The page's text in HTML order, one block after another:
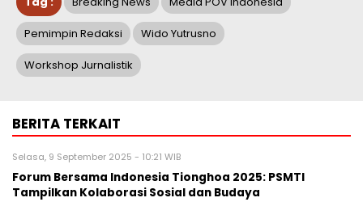
Pemimpin Redaksi Wido Yutrusno
Workshop Jurnalistik
BERITA TERKAIT
Selasa, 9 September 2025 - 10:21 WIB
Forum Bersama Indonesia Tionghoa 2025: PSMTI
Tampilkan Kolaborasi Sosial dan Budaya